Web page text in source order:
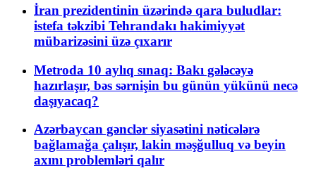
İran prezidentinin üzərində qara buludlar:
istefa təkzibi Tehrandakı hakimiyyət
mübarizəsini üzə çıxarır
Metroda 10 aylıq sınaq: Bakı gələcəyə
hazırlaşır, bəs sərnişin bu günün yükünü necə
daşıyacaq?
Azərbaycan gənclər siyasətini nəticələrə
bağlamağa çalışır, lakin məşğulluq və beyin
axını problemləri qalır